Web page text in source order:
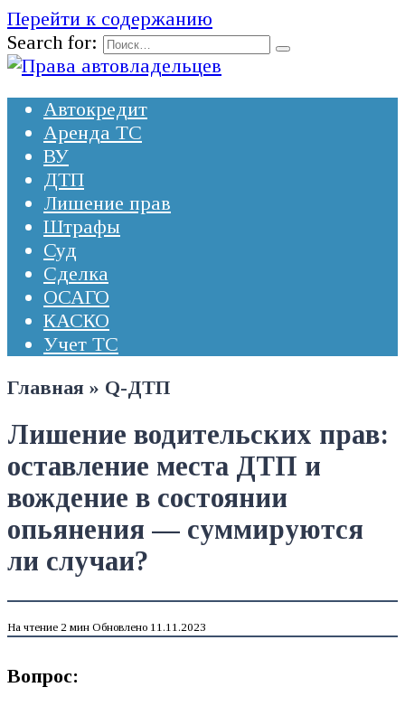
Перейти к содержанию
Search for:
Автокредит
Аренда ТС
ВУ
ДТП
Лишение прав
Штрафы
Суд
Сделка
ОСАГО
КАСКО
Учет ТС
Главная » Q-ДТП
Лишение водительских прав:
оставление места ДТП и
вождение в состоянии
опьянения — суммируются
ли случаи?
На чтение 2 мин Обновлено 11.11.2023
Вопрос: